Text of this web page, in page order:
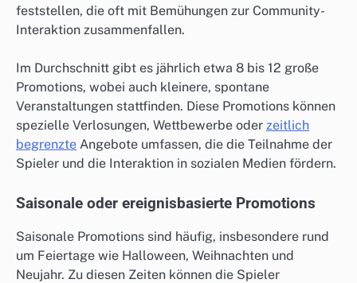
feststellen, die oft mit Bemühungen zur Community-
Interaktion zusammenfallen.
Im Durchschnitt gibt es jährlich etwa 8 bis 12 große
Promotions, wobei auch kleinere, spontane
Veranstaltungen stattfinden. Diese Promotions können
spezielle Verlosungen, Wettbewerbe oder zeitlich
begrenzte Angebote umfassen, die die Teilnahme der
Spieler und die Interaktion in sozialen Medien fördern.
Saisonale oder ereignisbasierte Promotions
Saisonale Promotions sind häufig, insbesondere rund
um Feiertage wie Halloween, Weihnachten und
Neujahr. Zu diesen Zeiten können die Spieler